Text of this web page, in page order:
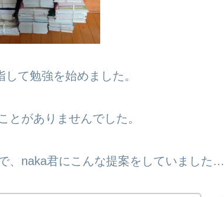
て勉強を始めました。
とがありませんでした。
、naka君にこんな提案をしていました…